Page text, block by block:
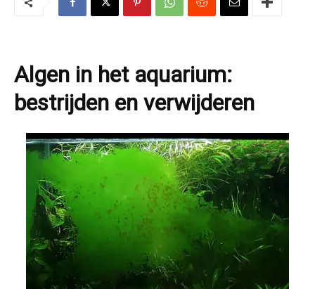
Algen in het aquarium:
bestrijden en verwijderen